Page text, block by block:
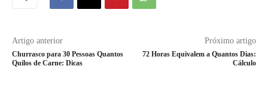
Artigo anterior
Churrasco para 30 Pessoas Quantos
Quilos de Carne: Dicas
Próximo artigo
72 Horas Equivalem a Quantos Dias:
Cálculo